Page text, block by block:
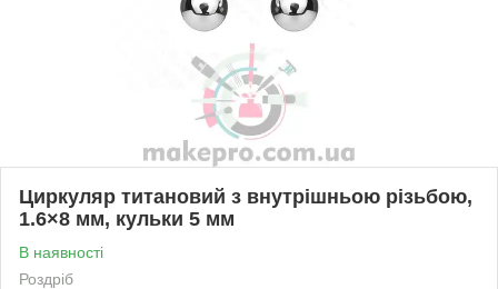
Циркуляр титановий з внутрішньою різьбою,
1.6×8 мм, кульки 5 мм
В наявності
Роздріб